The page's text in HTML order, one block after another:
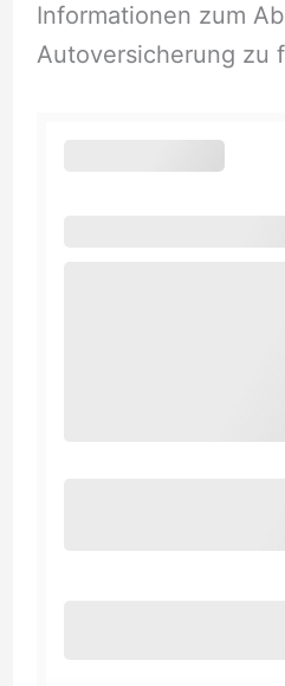
Informationen zum
Autoversicherung zu